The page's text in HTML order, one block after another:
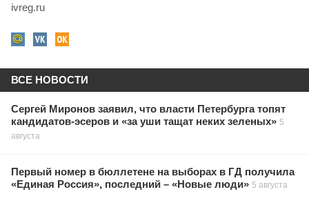
ivreg.ru
ВСЕ НОВОСТИ
Сергей Миронов заявил, что власти Петербурга топят
кандидатов-эсеров и «за уши тащат неких зеленых» 5
августа
Первый номер в бюллетене на выборах в ГД получила
«Единая Россия», последний – «Новые люди» 5 августа